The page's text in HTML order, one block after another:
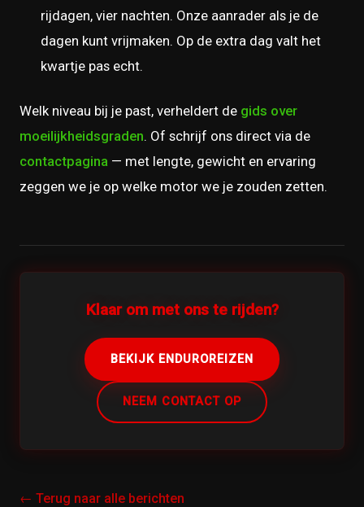
rijdagen, vier nachten. Onze aanrader als je de
dagen kunt vrijmaken. Op de extra dag valt het
kwartje pas echt.
Welk niveau bij je past, verheldert de gids over
moeilijkheidsgraden. Of schrijf ons direct via de
contactpagina — met lengte, gewicht en ervaring
zeggen we je op welke motor we je zouden zetten.
Klaar om met ons te rijden?
BEKIJK ENDUROREIZEN
NEEM CONTACT OP
← Terug naar alle berichten